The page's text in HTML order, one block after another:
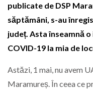
publicate de DSP
săptămâni, s-au
județ. Asta înseamnă
COVID-19 la mia de
Astăzi, 1 mai, nu avem
Maramureș. În ceea ce